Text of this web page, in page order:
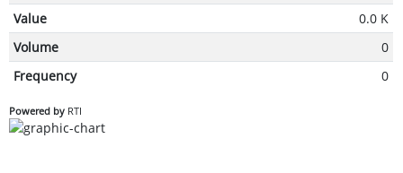
Value
0.0 K
Volume
0
Frequency
0
Powered by RTI